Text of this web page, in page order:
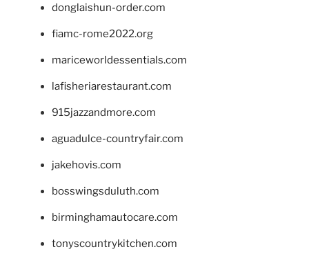
donglaishun-order.com
fiamc-rome2022.org
mariceworldessentials.com
lafisheriarestaurant.com
915jazzandmore.com
aguadulce-countryfair.com
jakehovis.com
bosswingsduluth.com
birminghamautocare.com
tonyscountrykitchen.com